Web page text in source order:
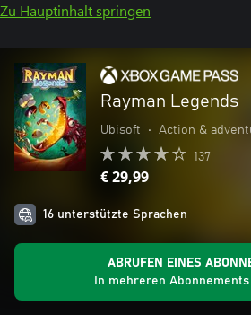
Zu Hauptinhalt springen
Rayman Legends
Ubisoft • Action &
137
€ 29,99
16 unterstützte Sprachen
ABRUFEN EINES
In mehreren